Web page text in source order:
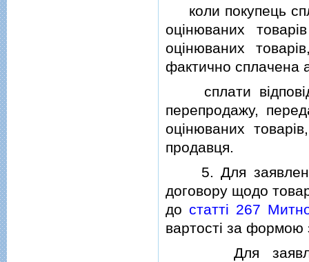
коли покупець
оцiнюваних
оцiнюваних
фактично сплачена
сплати
перепродажу,
оцiнюваних
продавця.
5. Для заявлення
договору щодо
достаттi 267
вартостi за формою
Для заявлення